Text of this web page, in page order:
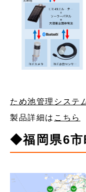
ため池管理システ
製品詳細は こちら
◆福岡県6市